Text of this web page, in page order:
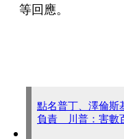
等回應。
點名普丁、澤倫斯
負責 川普：害數